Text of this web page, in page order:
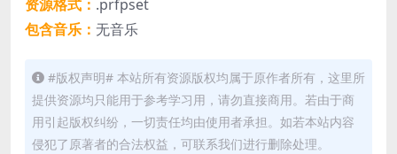
资源格式： .prfpset
包含音乐： 无音乐
#版权声明# 本站所有资源版权均属于原作者所有，这里所
提供资源均只能用于参考学习用，请勿直接商用。若由于商
用引起版权纠纷，一切责任均由使用者承担。如若本站内容
侵犯了原著者的合法权益，可联系我们进行删除处理。